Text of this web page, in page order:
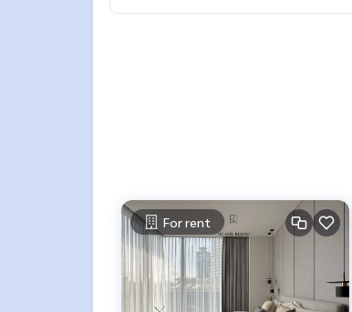
Call082-269-6289Mo for EN/TH
For rent